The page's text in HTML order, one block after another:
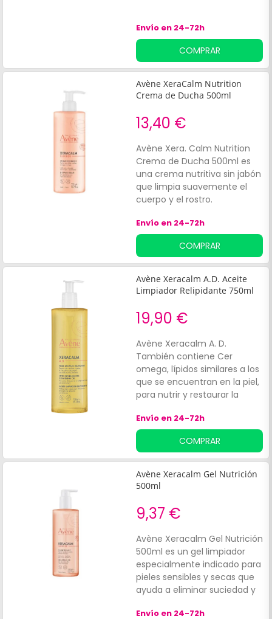
Envío en 24-72h
COMPRAR
Avène XeraCalm Nutrition
Crema de Ducha 500ml
13,40 €
Avène Xera. Calm Nutrition
Crema de Ducha 500ml es
una crema nutritiva sin jabón
que limpia suavemente el
cuerpo y el rostro.
Envío en 24-72h
COMPRAR
Avène Xeracalm A.D. Aceite
Limpiador Relipidante 750ml
19,90 €
Avène Xeracalm A. D.
También contiene Cer
omega, lípidos similares a los
que se encuentran en la piel,
para nutrir y restaurar la
Agua Termal de Avène,
naturalmente calmante,
antiirritante y suavizante.
Envío en 24-72h
COMPRAR
Avène Xeracalm Gel Nutrición
500ml
9,37 €
Avène Xeracalm Gel Nutrición
500ml es un gel limpiador
especialmente indicado para
pieles sensibles y secas que
ayuda a eliminar suciedad y
formulado con:99% de
Envío en 24-72h